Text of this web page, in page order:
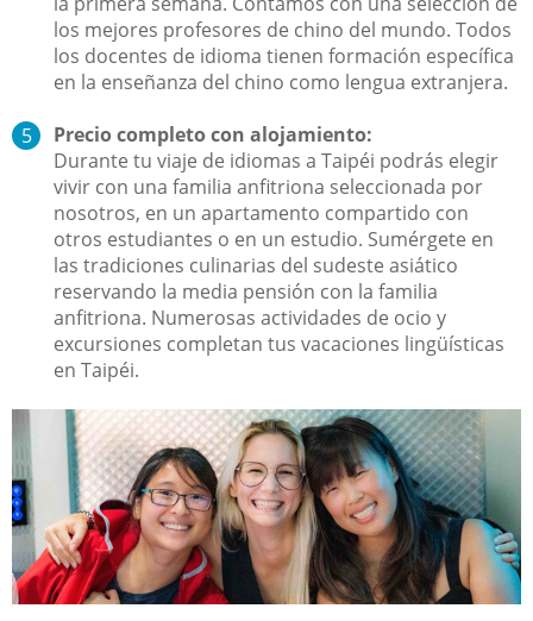
los mejores profesores de chino del mundo. Todos
los docentes de idioma tienen formación específica
en la enseñanza del chino como lengua extranjera.
Precio completo con alojamiento:
Durante tu viaje de idiomas a Taipéi podrás elegir
vivir con una familia anfitriona seleccionada por
nosotros, en un apartamento compartido con
otros estudiantes o en un estudio. Sumérgete en
las tradiciones culinarias del sudeste asiático
reservando la media pensión con la familia
anfitriona. Numerosas actividades de ocio y
excursiones completan tus vacaciones lingüísticas
en Taipéi.